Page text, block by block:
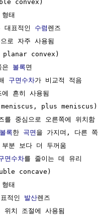
convex)
태
대표적인 수렴 렌즈
로 자주 사용됨
convex)
은 볼록면
구면수차가 비교적 적음
에 흔히 사용됨
plus meniscus)
를 중심으로 오른쪽에 위치함
볼록한 곡면 을 가지며, 다른
분 보다 더 두꺼움
면수차를 줄이는 데 유리
concave)
태
적인 발산렌즈
위치 조절에 사용됨